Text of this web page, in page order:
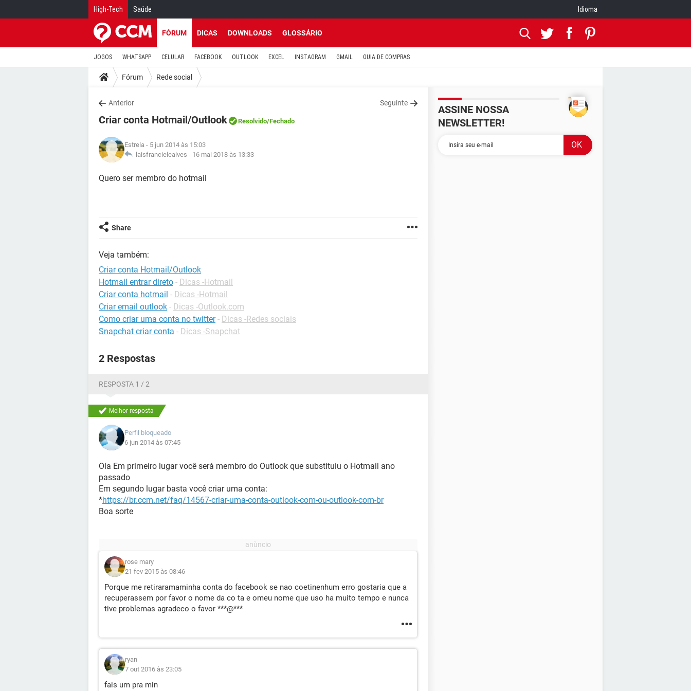
High-Tech Saúde Idioma
FÓRUM DICAS DOWNLOADS GLOSSÁRIO
JOGOS WHATSAPP CELULAR FACEBOOK OUTLOOK EXCEL INSTAGRAM GMAIL GUIA DE COMPRAS
Fórum Rede social
Anterior Seguinte
Criar conta Hotmail/Outlook Resolvido/Fechado
Estrela - 5 jun 2014 às 15:03
laisfrancielealves - 16 mai 2018 às 13:33
Quero ser membro do hotmail
Share
Veja também:
Criar conta Hotmail/Outlook
Hotmail entrar direto - Dicas -Hotmail
Criar conta hotmail - Dicas -Hotmail
Criar email outlook - Dicas -Outlook.com
Como criar uma conta no twitter - Dicas -Redes sociais
Snapchat criar conta - Dicas -Snapchat
2 Respostas
RESPOSTA 1 / 2
Melhor resposta
Perfil bloqueado
6 jun 2014 às 07:45
Ola Em primeiro lugar você será membro do Outlook que substituiu o Hotmail ano
passado
Em segundo lugar basta você criar uma conta:
*https://br.ccm.net/faq/14567-criar-uma-conta-outlook-com-ou-outlook-com-br
Boa sorte
rose mary
21 fev 2015 às 08:46
Porque me retiraramaminha conta do facebook se nao coetinenhum erro gostaria que a
recuperassem por favor o nome da co ta e omeu nome que uso ha muito tempo e nunca
tive problemas agradeco o favor ***@***
ryan
7 out 2016 às 23:05
fais um pra min
ASSINE NOSSA
NEWSLETTER!